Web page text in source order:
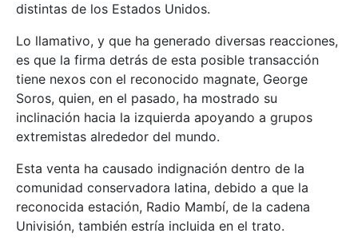
distintas de los Estados Unidos.
Lo llamativo, y que ha generado diversas reacciones,
es que la firma detrás de esta posible transacción
tiene nexos con el reconocido magnate, George
Soros, quien, en el pasado, ha mostrado su
inclinación hacia la izquierda apoyando a grupos
extremistas alrededor del mundo.
Esta venta ha causado indignación dentro de la
comunidad conservadora latina, debido a que la
reconocida estación, Radio Mambí, de la cadena
Univisión, también estría incluida en el trato.